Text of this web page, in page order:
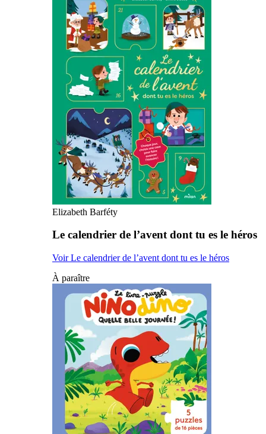
Elizabeth Barféty
Le calendrier de l’avent dont tu es le héros
Voir Le calendrier de l’avent dont tu es le héros
À paraître